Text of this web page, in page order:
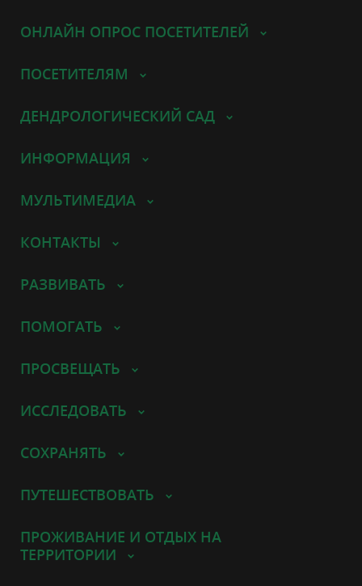
ОНЛАЙН ОПРОС ПОСЕТИТЕЛЕЙ
ПОСЕТИТЕЛЯМ
ДЕНДРОЛОГИЧЕСКИЙ САД
ИНФОРМАЦИЯ
МУЛЬТИМЕДИА
КОНТАКТЫ
РАЗВИВАТЬ
ПОМОГАТЬ
ПРОСВЕЩАТЬ
ИССЛЕДОВАТЬ
СОХРАНЯТЬ
ПУТЕШЕСТВОВАТЬ
ПРОЖИВАНИЕ И ОТДЫХ НА
ТЕРРИТОРИИ